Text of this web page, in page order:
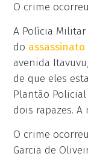
O crime
A Polícia
do
avenida
de que eles
Plantão
dois rapazes.
O crime
Garcia de